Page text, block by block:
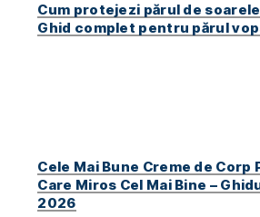
Cum protejezi părul de
Ghid complet pentru părul
Cele Mai Bune Creme de Corp
Care Miros Cel Mai Bine –
2026